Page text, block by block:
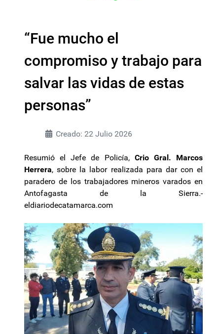
“Fue mucho el
compromiso y trabajo para
salvar las vidas de estas
personas”
Creado: 22 Julio 2026
Resumió el Jefe de Policía, Crio Gral. Marcos
Herrera, sobre la labor realizada para dar con el
paradero de los trabajadores mineros varados en
Antofagasta de la Sierra.-
eldiariodecatamarca.com